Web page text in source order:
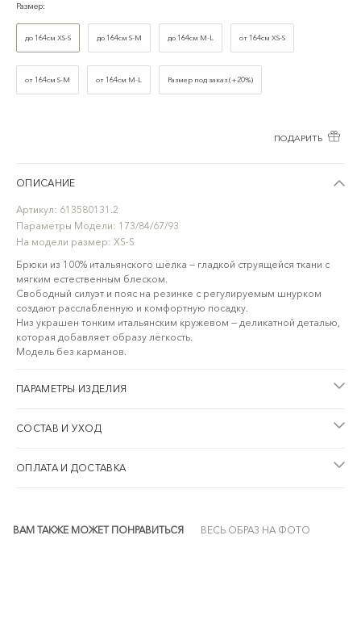
Размер:
до 164см XS-S до 164см S-M до 164см M-L от 164см XS-S
от 164см S-M от 164см M-L Размер под заказ (+20%)
ПОДАРИТЬ
ОПИСАНИЕ
Артикул: 613580131.2
Параметры Модели: 173/84/67/93
На модели размер: XS-S
Брюки из 100% итальянского шёлка — гладкой струящейся ткани с
мягким естественным блеском.
Свободный силуэт и пояс на резинке с регулируемым шнурком
создают расслабленную и комфортную посадку.
Низ украшен тонким итальянским кружевом — деликатной деталью,
которая добавляет образу лёгкость.
Модель без карманов.
ПАРАМЕТРЫ ИЗДЕЛИЯ
СОСТАВ И УХОД
ОПЛАТА И ДОСТАВКА
ВАМ ТАКЖЕ МОЖЕТ ПОНРАВИТЬСЯ ВЕСЬ ОБРАЗ НА ФОТО